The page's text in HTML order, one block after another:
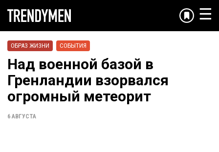
☰
ОБРАЗ ЖИЗНИ СОБЫТИЯ
Над военной базой в
Гренландии взорвался
огромный метеорит
6 АВГУСТА